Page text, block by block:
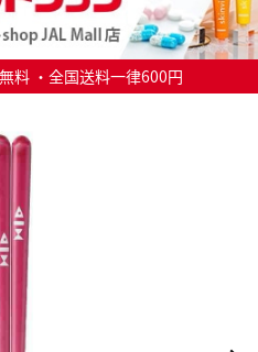
料 ・全国送料一律600円